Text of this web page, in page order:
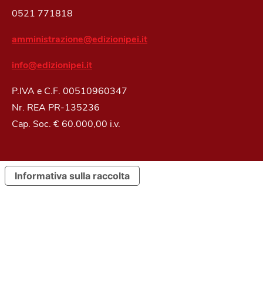
0521 771818
amministrazione@edizionipei.it
info@edizionipei.it
P.IVA e C.F. 00510960347
Nr. REA PR-135236
Cap. Soc. € 60.000,00 i.v.
Informativa sulla raccolta